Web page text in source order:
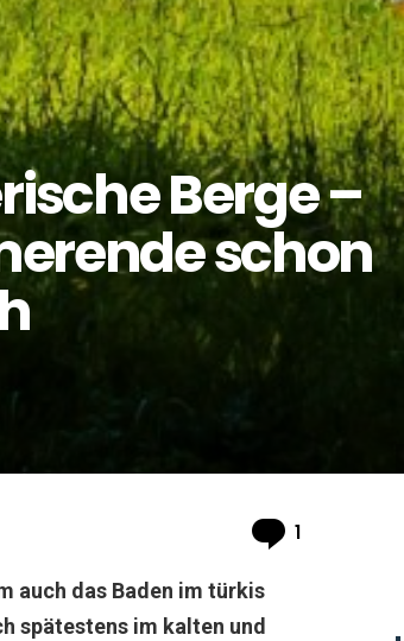
Berge –
schon
1
auch das Baden im türkis
spätestens im kalten und